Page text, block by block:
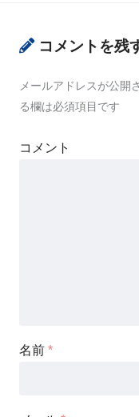
コメントを残
メールアドレスが公開
る欄は必須項目です
コメント
名前 *